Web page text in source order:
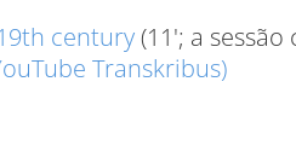
century(11'; a
Transkribus)